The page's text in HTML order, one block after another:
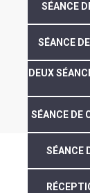
SÉANCE
SÉANCE
DEUX
SÉANCE DE
SÉANCE